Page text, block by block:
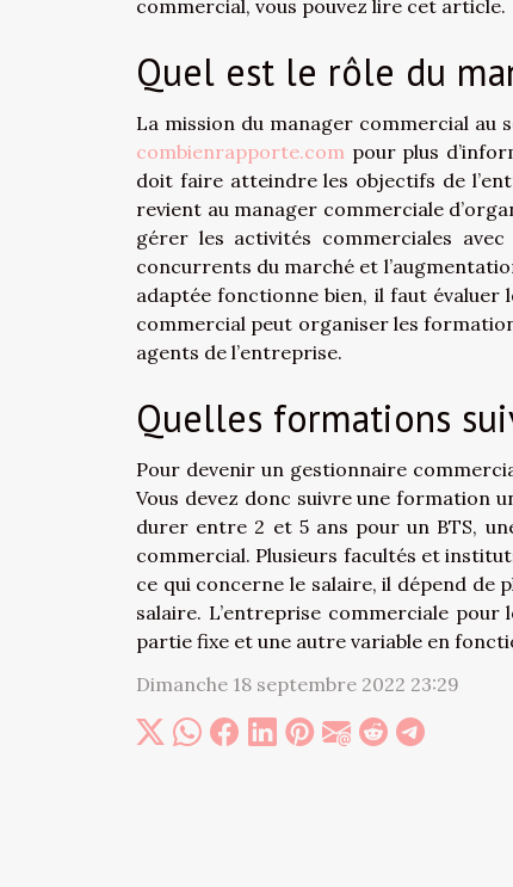
commercial, vous pouvez lire cet article.
Quel est le rôle du
La mission du manager commercial au
combienrapporte.com pour plus
doit faire atteindre les objectifs de
revient au manager commerciale
gérer les activités commerciales
concurrents du marché et
adaptée fonctionne bien, il faut évaluer
commercial peut organiser les
agents de l’entreprise.
Quelles formations
Pour devenir un gestionnaire
Vous devez donc suivre une formation
durer entre 2 et 5 ans pour un BTS,
commercial. Plusieurs facultés et
ce qui concerne le salaire, il dépend de
salaire. L’entreprise commerciale
partie fixe et une autre variable en
Dimanche 18 septembre 2022 23:29